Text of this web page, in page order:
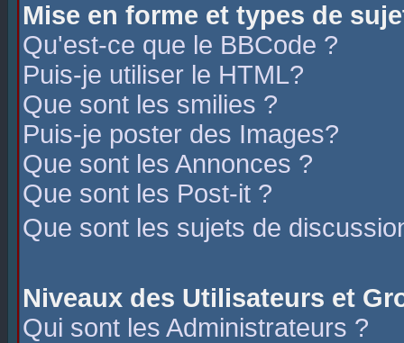
Mise en forme et types de
Qu'est-ce que le BBCode ?
Puis-je utiliser le HTML?
Que sont les smilies ?
Puis-je poster des Images?
Que sont les Annonces ?
Que sont les Post-it ?
Que sont les sujets de
Niveaux des Utilisateurs et
Qui sont les Administrateurs ?